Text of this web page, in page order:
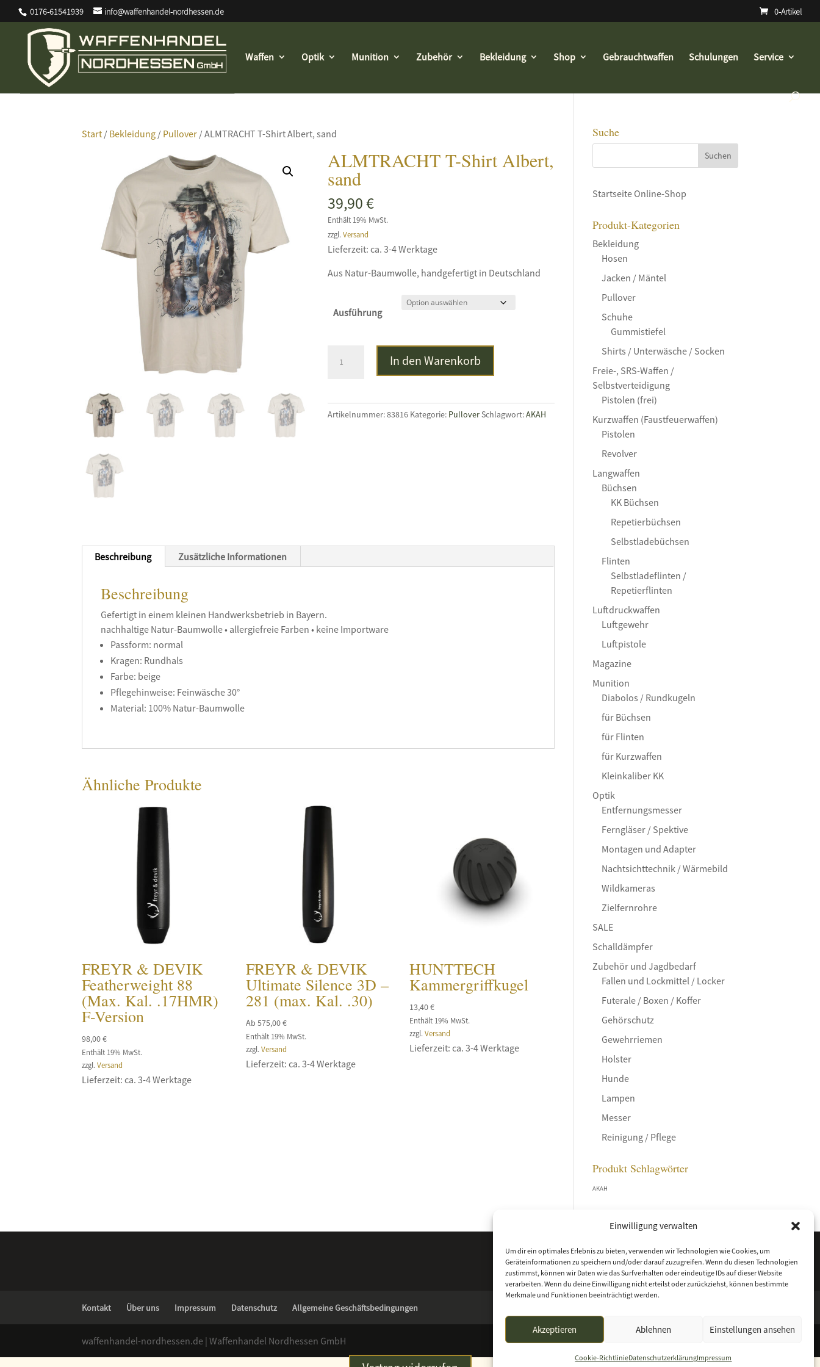
Einwilligung verwalten
Um dir ein optimales Erlebnis zu bieten, verwenden wir Technologien wie Cookies, um
Geräteinformationen zu speichern und/oder darauf zuzugreifen. Wenn du diesen Technologien
zustimmst, können wir Daten wie das Surfverhalten oder eindeutige IDs auf dieser Website
verarbeiten. Wenn du deine Einwilligung nicht erteilst oder zurückziehst, können bestimmte
Merkmale und Funktionen beeinträchtigt werden.
Akzeptieren Ablehnen Einstellungen ansehen
Cookie-RichtlinieDatenschutzerklärungImpressum
0176-61541939 info@waffenhandel-nordhessen.de 0-Artikel
Waffen Optik Munition Zubehör Bekleidung Shop Gebrauchtwaffen Schulungen Service
Start / Bekleidung / Pullover / ALMTRACHT T-Shirt Albert, sand
ALMTRACHT T-Shirt Albert,
sand
39,90€
Enthält 19% MwSt.
zzgl. Versand
Lieferzeit: ca. 3-4 Werktage
Aus Natur-Baumwolle, handgefertigt in Deutschland
Ausführung
sand
In den Warenkorb
Artikelnummer:83816 Kategorie: PulloverSchlagwort:AKAH
Beschreibung Zusätzliche Informationen
Beschreibung
Gefertigt in einem kleinen Handwerksbetrieb in Bayern.
nachhaltige Natur-Baumwolle • allergiefreie Farben • keine Importware
Passform: normal
Kragen: Rundhals
Farbe: beige
Pflegehinweise: Feinwäsche 30°
Material: 100% Natur-Baumwolle
Ähnliche Produkte
FREYR & DEVIK
Featherweight 88
(Max. Kal. .17HMR)
F-Version
98,00€
Enthält 19% MwSt.
zzgl.Versand
Lieferzeit: ca. 3-4 Werktage
FREYR & DEVIK
Ultimate Silence 3D –
281 (max. Kal. .30)
Ab 575,00€
Enthält 19% MwSt.
zzgl. Versand
Lieferzeit: ca. 3-4 Werktage
HUNTTECH
Kammergriffkugel
13,40€
Enthält 19% MwSt.
zzgl.Versand
Lieferzeit: ca. 3-4 Werktage
Suche
Startseite Online-Shop
Produkt-Kategorien
Bekleidung
Hosen
Jacken / Mäntel
Pullover
Schuhe
Gummistiefel
Shirts / Unterwäsche / Socken
Freie-, SRS-Waffen /
Selbstverteidigung
Pistolen (frei)
Kurzwaffen (Faustfeuerwaffen)
Pistolen
Revolver
Langwaffen
Büchsen
KK Büchsen
Repetierbüchsen
Selbstladebüchsen
Flinten
Selbstladeflinten /
Repetierflinten
Luftdruckwaffen
Luftgewehr
Luftpistole
Magazine
Munition
Diabolos / Rundkugeln
für Büchsen
für Flinten
für Kurzwaffen
Kleinkaliber KK
Optik
Entfernungsmesser
Ferngläser / Spektive
Montagen und Adapter
Nachtsichttechnik / Wärmebild
Wildkameras
Zielfernrohre
SALE
Schalldämpfer
Zubehör und Jagdbedarf
Fallen und Lockmittel / Locker
Futerale / Boxen / Koffer
Gehörschutz
Gewehrriemen
Holster
Hunde
Lampen
Messer
Reinigung / Pflege
Produkt Schlagwörter
AKAH
Kontakt Über uns Impressum Datenschutz Allgemeine Geschäftsbedingungen
waffenhandel-nordhessen.de | Waffenhandel Nordhessen GmbH